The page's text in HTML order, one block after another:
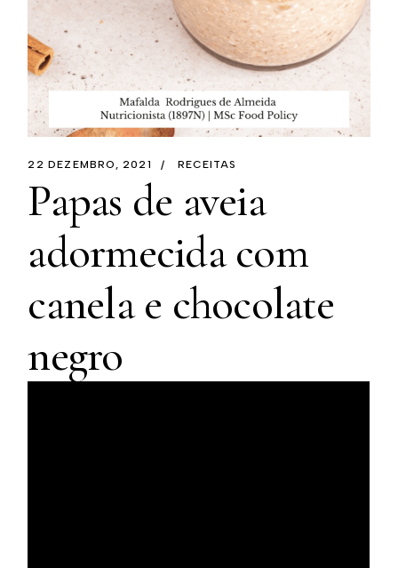
22 DEZEMBRO, 2021 RECEITAS
Papas de aveia
adormecida com
canela e chocolate
negro